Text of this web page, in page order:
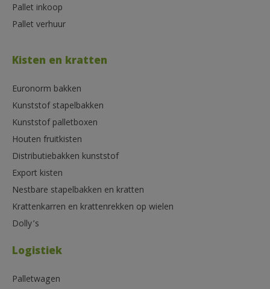
Pallet inkoop
Pallet verhuur
Kisten en kratten
Euronorm bakken
Kunststof stapelbakken
Kunststof palletboxen
Houten fruitkisten
Distributiebakken kunststof
Export kisten
Nestbare stapelbakken en kratten
Krattenkarren en krattenrekken op wielen
Dolly’s
Logistiek
Palletwagen